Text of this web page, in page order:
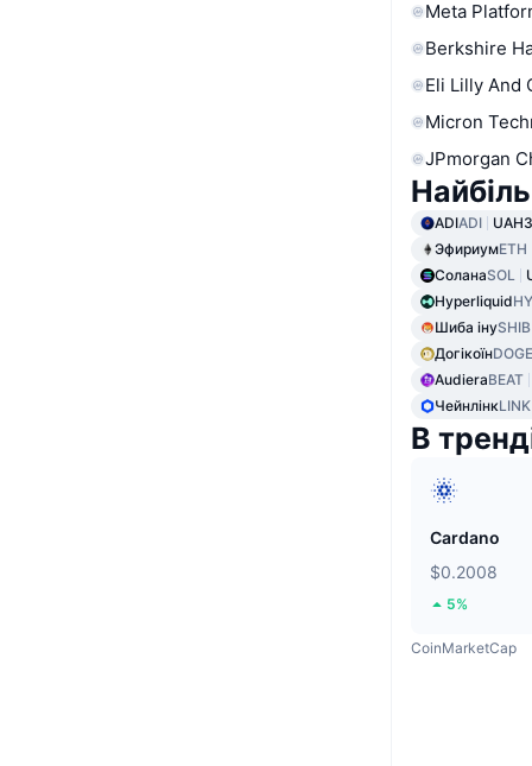
Meta
Berkshire
Eli Lilly And
Micron
JPmorgan
ADIADI
ЭфириумETH
СоланаSOL
Hyperliquid
Шиба інуSHIB
ДогікоїнDOGE
AudieraBEAT
ЧейнлінкLINK
В
Cardano
$0.2008
5%
CoinMarketCap